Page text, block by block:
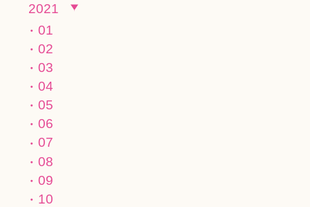
2021
01
02
03
04
05
06
07
08
09
10